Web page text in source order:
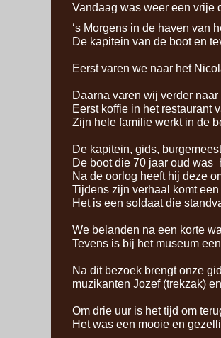
Vandaag was weer een vrije
‘s Morgens in de haven van
De kapitein van de boot en
Eerst varen we naar het
Daarna varen wij verder
Eerst koffie in het restaurant
Zijn hele familie werkt in de
De kapitein, gids,
De boot die 70 jaar oud was
Na de oorlog heeft hij deze
Tijdens zijn verhaal komt
Het is een soldaat die
We belanden na een korte
Tevens is bij het museum
Na dit bezoek brengt onze
muzikanten Jozef (trekzak)
Om drie uur is het tijd om
Het was een mooie en